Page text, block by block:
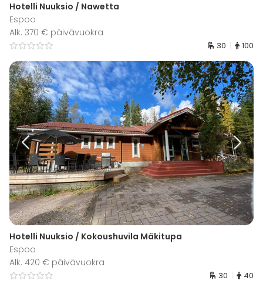
Hotelli Nuuksio / Nawetta
Espoo
Alk. 370 € päivävuokra
30 100
Hotelli Nuuksio / Kokoushuvila Mäkitupa
Espoo
Alk. 420 € päivävuokra
30 40